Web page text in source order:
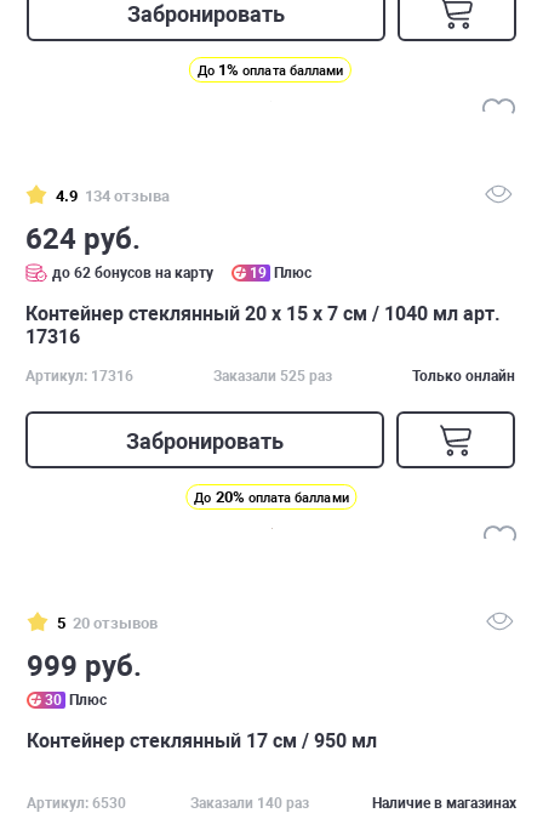
Забронировать
До 1% оплата баллами
4.9 134 отзыва
624 руб.
до 62 бонусов на карту 19 Плюс
Контейнер стеклянный 20 х 15 х 7 см / 1040 мл арт.
17316
Артикул: 17316 Заказали 525 раз Только онлайн
Забронировать
До 20% оплата баллами
5 20 отзывов
999 руб.
30 Плюс
Контейнер стеклянный 17 см / 950 мл
Артикул: 6530 Заказали 140 раз Наличие в магазинах